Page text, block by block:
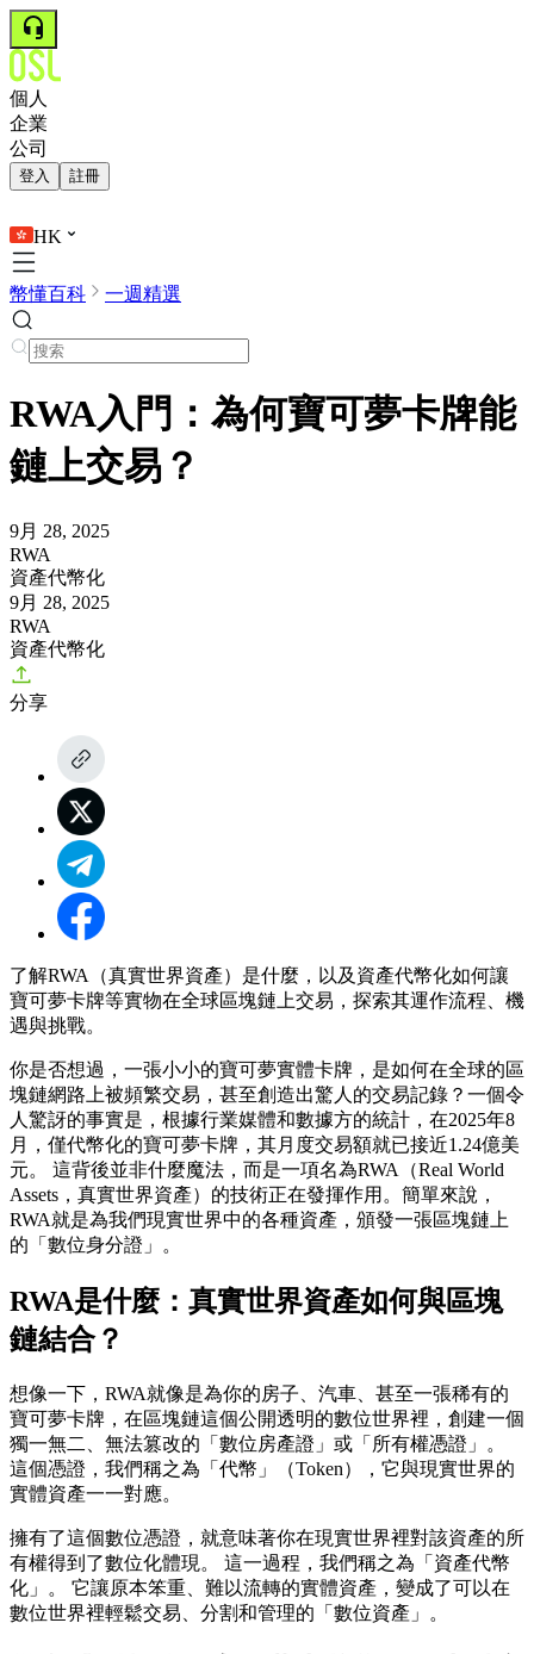
個人
企業
公司
登入 註冊
HK
幣懂百科 一週精選
RWA入門：為何寶可夢卡牌能
鏈上交易？
9月 28, 2025
RWA
資產代幣化
9月 28, 2025
RWA
資產代幣化
分享
了解RWA（真實世界資產）是什麼，以及資產代幣化如何讓
寶可夢卡牌等實物在全球區塊鏈上交易，探索其運作流程、機
遇與挑戰。
你是否想過，一張小小的寶可夢實體卡牌，是如何在全球的區
塊鏈網路上被頻繁交易，甚至創造出驚人的交易記錄？一個令
人驚訝的事實是，根據行業媒體和數據方的統計，在2025年8
月，僅代幣化的寶可夢卡牌，其月度交易額就已接近1.24億美
元。 這背後並非什麼魔法，而是一項名為RWA（Real World
Assets，真實世界資產）的技術正在發揮作用。簡單來說，
RWA就是為我們現實世界中的各種資產，頒發一張區塊鏈上
的「數位身分證」。
RWA是什麼：真實世界資產如何與區塊
鏈結合？
想像一下，RWA就像是為你的房子、汽車、甚至一張稀有的
寶可夢卡牌，在區塊鏈這個公開透明的數位世界裡，創建一個
獨一無二、無法篡改的「數位房產證」或「所有權憑證」。
這個憑證，我們稱之為「代幣」（Token），它與現實世界的
實體資產一一對應。
擁有了這個數位憑證，就意味著你在現實世界裡對該資產的所
有權得到了數位化體現。 這一過程，我們稱之為「資產代幣
化」。 它讓原本笨重、難以流轉的實體資產，變成了可以在
數位世界裡輕鬆交易、分割和管理的「數位資產」。